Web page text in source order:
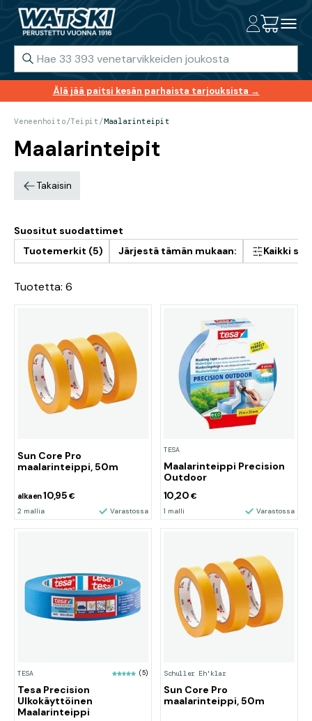
Älä jää paitsi kesän parhaista tarjouksista →
Veneenhoito/Teipit /Maalarinteipit
Maalarinteipit
Takaisin
Suositut suodattimet
Tuotemerkit (5)
Järjestä tämän mukaan: Kaikki
Tuotetta: 6
Sun Core Pro
maalarinteippi, 50m
alkaen10,95 €
2 mallia Varastossa
TESA
Maalarinteippi Precision
Outdoor
10,20 €
1 malli Varastossa
TESA (5)
Tesa Precision
Ulkokäyttöinen
Maalarinteippi
Schuller Eh'klar
Sun Core Pro
maalarinteippi, 50m